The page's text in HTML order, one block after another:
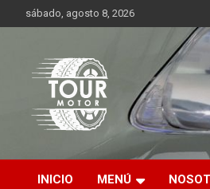
al
sábado, agosto 8, 2026
Tour Motor
Plataforma de contenido
INICIO MENÚ